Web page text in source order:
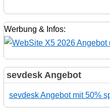
Werbung & Infos:
sevdesk Angebot
sevdesk Angebot mit 50%